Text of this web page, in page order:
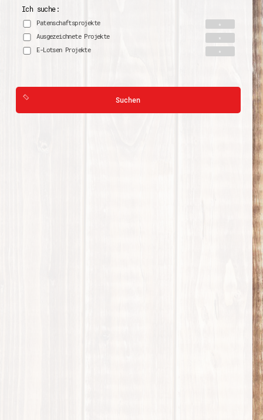
Ich suche:
Patenschaftsprojekte
Ausgezeichnete Projekte
E-Lotsen Projekte
Suchen